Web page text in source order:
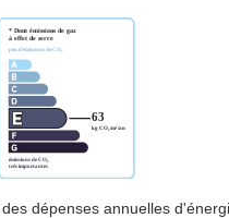
dépenses annuelles